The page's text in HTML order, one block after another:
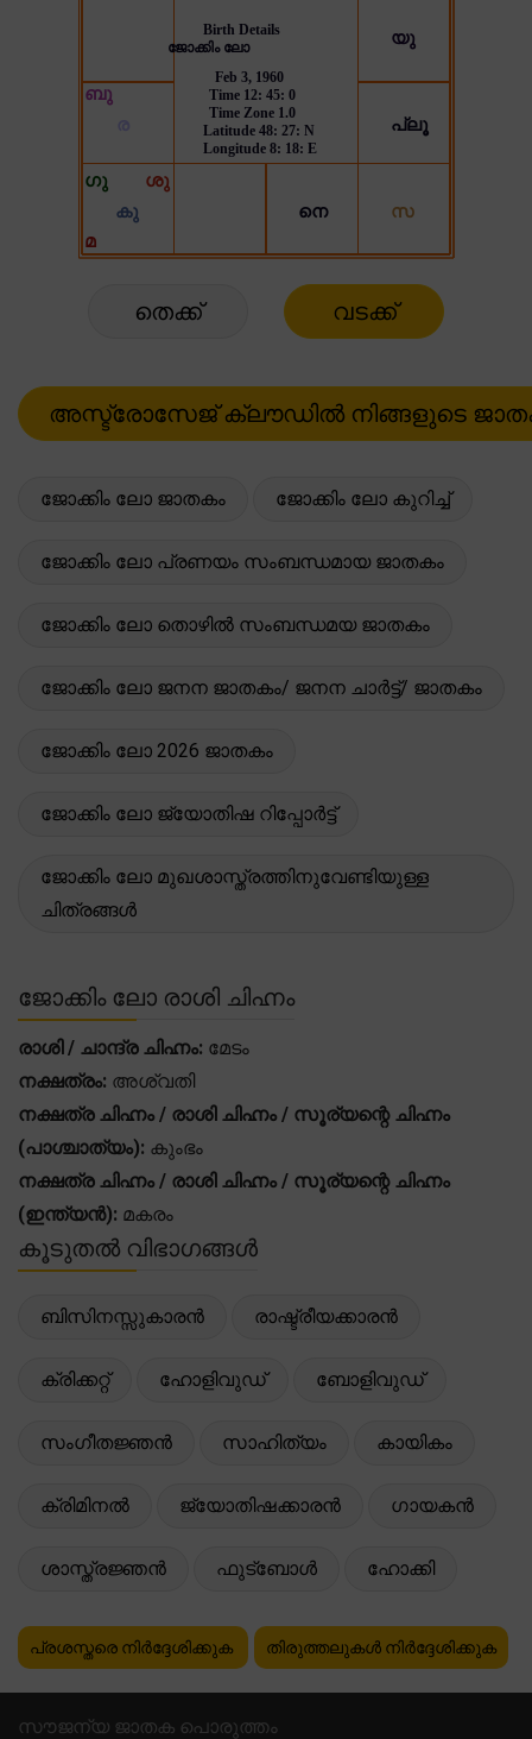
തെക്ക് വടക്ക്
ജോക്കിം ലോ ജാതകം ജോക്കിം ലോ കുറിച്ച്
ജോക്കിം ലോ പ്രണയം സംബന്ധമായ ജാതകം
ജോക്കിം ലോ തൊഴിൽ സംബന്ധമയ ജാതകം
ജോക്കിം ലോ ജനന ജാതകം/ ജനന ചാർട്ട്/ ജാതകം
ജോക്കിം ലോ 2026 ജാതകം
ജോക്കിം ലോ ജ്യോതിഷ റിപ്പോർട്ട്
ജോക്കിം ലോ മുഖശാസ്ത്രത്തിനുവേണ്ടിയുള്ള
ചിത്രങ്ങൾ
ജോക്കിം ലോ രാശി ചിഹ്നം
രാശി / ചാന്ദ്ര ചിഹ്നം: മേടം
നക്ഷത്രം: അശ്വതി
നക്ഷത്ര ചിഹ്നം / രാശി ചിഹ്നം / സൂര്യന്റെ ചിഹ്നം
(പാശ്ചാത്യം): കുംഭം
നക്ഷത്ര ചിഹ്നം / രാശി ചിഹ്നം / സൂര്യന്റെ ചിഹ്നം
(ഇന്ത്യൻ): മകരം
കൂടുതൽ വിഭാഗങ്ങൾ
ബിസിനസ്സുകാരൻ രാഷ്ട്രീയക്കാരൻ
ക്രിക്കറ്റ് ഹോളിവുഡ് ബോളിവുഡ്
സംഗീതജ്ഞൻ സാഹിത്യം കായികം
ക്രിമിനൽ ജ്യോതിഷക്കാരൻ ഗായകൻ
ശാസ്ത്രജ്ഞൻ ഫുട്ബോൾ ഹോക്കി
പ്രശസ്തരെ നിർദ്ദേശിക്കുക തിരുത്തലുകൾ നിർദ്ദേശിക്കുക
സൗജന്യ ജാതക പൊരുത്തം